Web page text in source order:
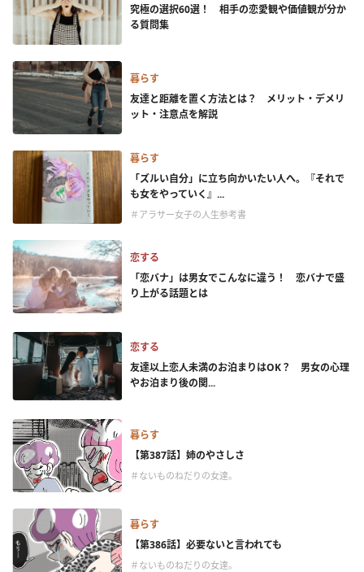
究極の選択60選！ 相手の恋愛観や価値観が分か
る質問集
暮らす
友達と距離を置く方法とは？ メリット・デメリ
ット・注意点を解説
暮らす
「ズルい自分」に立ち向かいたい人へ。『それで
も女をやっていく』...
＃アラサー女子の人生参考書
恋する
「恋バナ」は男女でこんなに違う！ 恋バナで盛
り上がる話題とは
恋する
友達以上恋人未満のお泊まりはOK？ 男女の心理
やお泊まり後の関...
暮らす
【第387話】姉のやさしさ
＃ないものねだりの女達。
暮らす
【第386話】必要ないと言われても
＃ないものねだりの女達。